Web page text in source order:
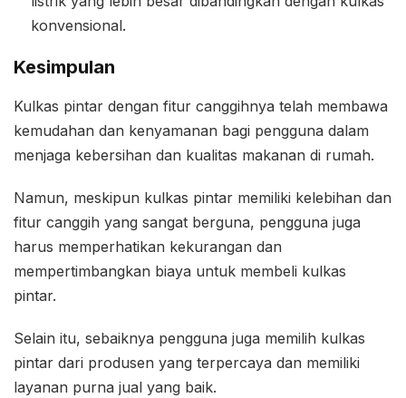
konvensional.
Kesimpulan
Kulkas pintar dengan fitur canggihnya telah membawa
kemudahan dan kenyamanan bagi pengguna dalam
menjaga kebersihan dan kualitas makanan di rumah.
Namun, meskipun kulkas pintar memiliki kelebihan dan
fitur canggih yang sangat berguna, pengguna juga
harus memperhatikan kekurangan dan
mempertimbangkan biaya untuk membeli kulkas
pintar.
Selain itu, sebaiknya pengguna juga memilih kulkas
pintar dari produsen yang terpercaya dan memiliki
layanan purna jual yang baik.